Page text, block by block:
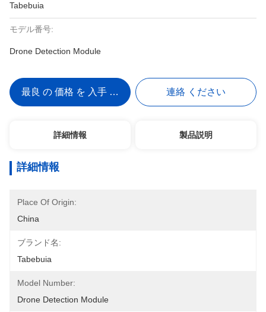
Tabebuia
モデル番号:
Drone Detection Module
最良 の 価格 を 入手 する 連絡 ください
詳細情報 製品説明
詳細情報
Place Of Origin:
China
ブランド名:
Tabebuia
Model Number:
Drone Detection Module